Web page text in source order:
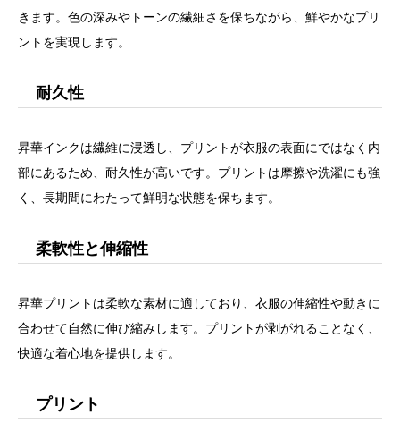
きます。色の深みやトーンの繊細さを保ちながら、鮮やかなプリ
ントを実現します。
耐久性
昇華インクは繊維に浸透し、プリントが衣服の表面にではなく内
部にあるため、耐久性が高いです。プリントは摩擦や洗濯にも強
く、長期間にわたって鮮明な状態を保ちます。
柔軟性と伸縮性
昇華プリントは柔軟な素材に適しており、衣服の伸縮性や動きに
合わせて自然に伸び縮みします。プリントが剥がれることなく、
快適な着心地を提供します。
プリント